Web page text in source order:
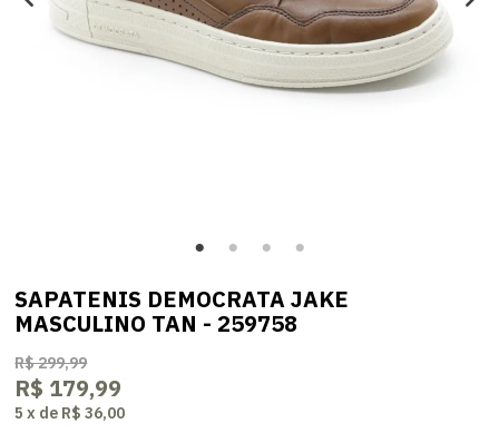
SAPATENIS DEMOCRATA JAKE
MASCULINO TAN - 259758
R$ 299,99
R$ 179,99
5 x de R$ 36,00